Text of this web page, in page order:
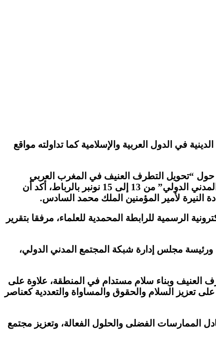
في الدول العربية والإسلامية كما تداولته مواقع
13 نونبر، في ورشة تبادل الحلول العالمية حول “تحويل التطرف العنيف في المغرب العربي
ومنطقة الساحل”، تعقدها منظمة البحث عن أرضية مشتركة بتعاون مع الرابطة المحمدية للعلماء وشبكة عمل المجتمع المدني الدولي” من 13 إلى 15 نونبر بالرباط، أكد أن
النيرة لأمير المؤمنين الملك محمد السادس.
الرسمية للرابطة المحمدية للعلماء، مرفقا بتقرير
ورئيسة مجلس إدارة شبكة المجتمع المدني الدولي،
العنيف وبناء سلام مستدام في المنطقة، علاوة على
تعزيز السلام والحقوق والمساواة والتعددية كعناصر
الممارسات الفضلى والحلول الفعالة، وتعزيز مجتمع